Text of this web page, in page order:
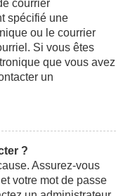
courrier
spécifié une
ou le courrier
Si vous êtes
que vous avez
un
?
Assurez-vous
votre mot de passe